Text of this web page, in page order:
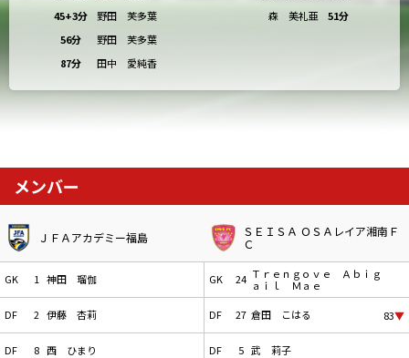
45+3分
野田 芙多葉
56分
野田 芙多葉
87分
田中 愛純香
森 美礼亜
51分
メンバー
ＪＦＡアカデミー福島
GK 1 神田 瑠伽
DF 2 伊藤 杏莉
DF 8 西 ひまり
ＳＥＩＳＡ ＯＳＡレイア湘南Ｆ
Ｃ
GK 24 Ｔｒｅｎｇｏｖｅ Ａｂｉｇ
ａｉｌ Ｍａｅ
DF
27 倉田 こはる 83▼
DF 5 武 莉子